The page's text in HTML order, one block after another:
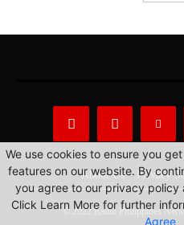
About Us Privacy
© 2022 Radio Philippines
We use cookies to ensure you
features on our website. By
you agree to our privacy policy
Click Learn More for further
Agree